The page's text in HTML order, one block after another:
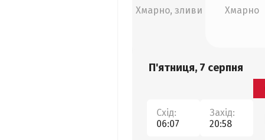
Хмарно, зливи Хмарно
П'ятниця, 7 серпня
Схід:
06:07
Захід:
20:58